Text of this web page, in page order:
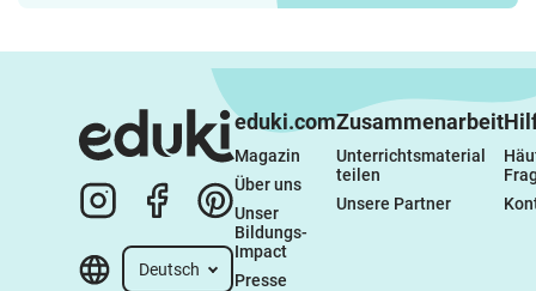
Deutsch
eduki.com
Magazin
Über uns
Unser
Bildungs-
Impact
Presse
Zusammenarbeit
Unterrichtsmaterial
teilen
Unsere Partner